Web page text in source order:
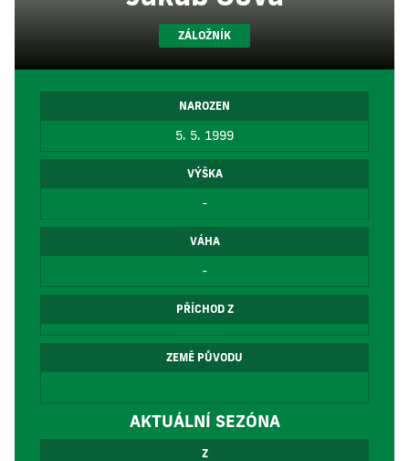
ZÁLOŽNÍK
NAROZEN
5. 5. 1999
VÝŠKA
-
VÁHA
-
PŘÍCHOD Z
ZEMĚ PŮVODU
AKTUÁLNÍ SEZÓNA
Z